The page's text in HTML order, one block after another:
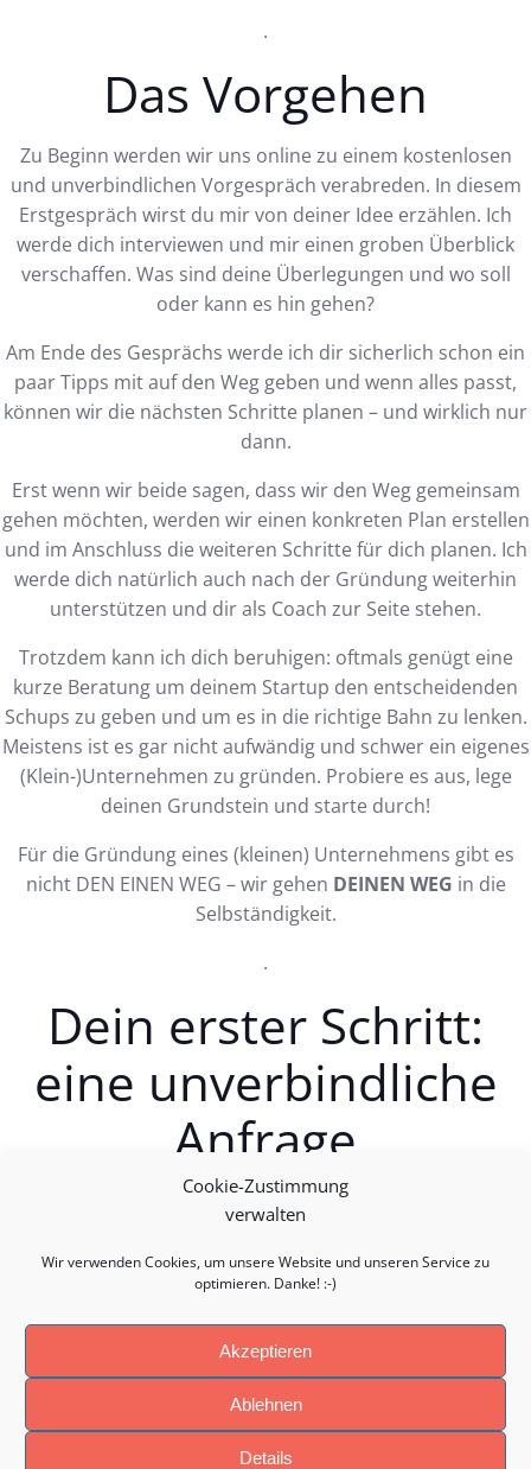
Cookie-Zustimmung
verwalten
Wir verwenden Cookies, um unsere Website und unseren Service zu
optimieren. Danke! :-)
Akzeptieren
Ablehnen
Details
.
Das Vorgehen
Zu Beginn werden wir uns online zu einem kostenlosen
und unverbindlichen Vorgespräch verabreden. In diesem
Erstgespräch wirst du mir von deiner Idee erzählen. Ich
werde dich interviewen und mir einen groben Überblick
verschaffen. Was sind deine Überlegungen und wo soll
oder kann es hin gehen?
Am Ende des Gesprächs werde ich dir sicherlich schon ein
paar Tipps mit auf den Weg geben und wenn alles passt,
können wir die nächsten Schritte planen – und wirklich nur
dann.
Erst wenn wir beide sagen, dass wir den Weg gemeinsam
gehen möchten, werden wir einen konkreten Plan erstellen
und im Anschluss die weiteren Schritte für dich planen. Ich
werde dich natürlich auch nach der Gründung weiterhin
unterstützen und dir als Coach zur Seite stehen.
Trotzdem kann ich dich beruhigen: oftmals genügt eine
kurze Beratung um deinem Startup den entscheidenden
Schups zu geben und um es in die richtige Bahn zu lenken.
Meistens ist es gar nicht aufwändig und schwer ein eigenes
(Klein-)Unternehmen zu gründen. Probiere es aus, lege
deinen Grundstein und starte durch!
Für die Gründung eines (kleinen) Unternehmens gibt es
nicht DEN EINEN WEG – wir gehen DEINEN WEG in die
Selbständigkeit.
.
Dein erster Schritt:
eine unverbindliche
Anfrage
Gehe doch gleich den ersten Schritt und starte eine
Es sind nur wenige Klicks und schon sind wir in Kontakt!
WordPress and